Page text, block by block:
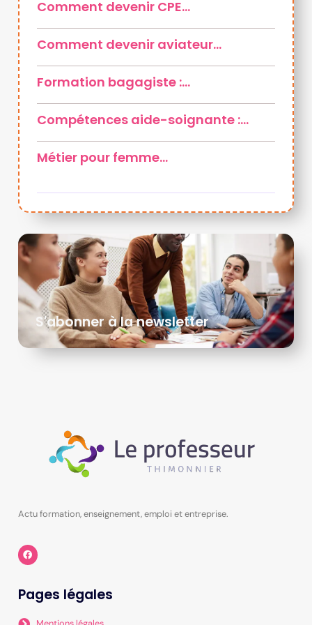
Comment devenir CPE…
Comment devenir aviateur…
Formation bagagiste :…
Compétences aide-soignante :…
Métier pour femme…
S'abonner à la newsletter
Actu formation, enseignement, emploi et entreprise.
Pages légales